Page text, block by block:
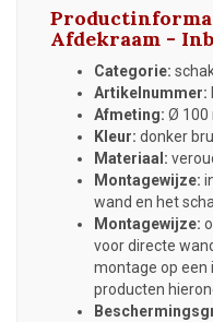
Afdekraam -
Categorie:
Artikelnummer:
Afmeting: Ø 100
Kleur: donker
Materiaal:
Montagewijze:
wand en het
Montagewijze:
voor directe
montage op een
producten